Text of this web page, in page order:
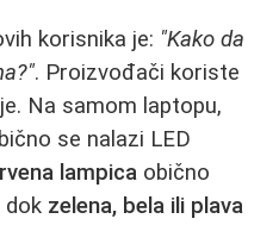
korisnika je: "Kako da
. Proizvođači koriste
Na samom laptopu,
se nalazi LED
lampica obično
dok zelena, bela ili plava